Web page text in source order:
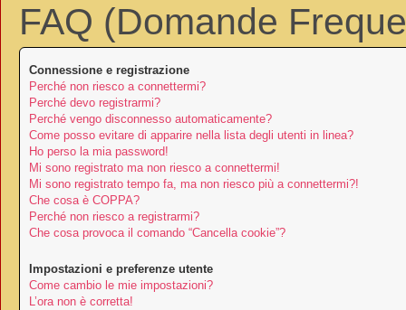
FAQ (Domande
Connessione e registrazione
Perché non riesco a connettermi?
Perché devo registrarmi?
Perché vengo disconnesso automaticamente?
Come posso evitare di apparire nella lista degli utenti in linea?
Ho perso la mia password!
Mi sono registrato ma non riesco a connettermi!
Mi sono registrato tempo fa, ma non riesco più a connettermi?!
Che cosa è COPPA?
Perché non riesco a registrarmi?
Che cosa provoca il comando “Cancella cookie”?
Impostazioni e preferenze utente
Come cambio le mie impostazioni?
L’ora non è corretta!